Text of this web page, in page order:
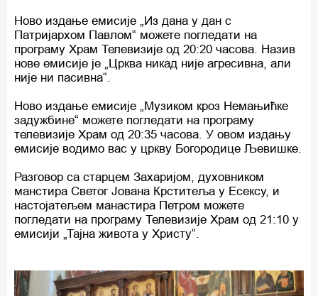
Ново издање емисије „Из дана у дан с
Патријархом Павлом“ можете погледати на
програму Храм Телевизије од 20:20 часова. Назив
нове емисије је „Црква никад није агресивна, али
није ни пасивна“.
Ново издање емисије „Музиком кроз Немањићке
задужбине“ можете погледати на програму
телевизије Храм од 20:35 часова. У овом издању
емисије водимо вас у цркву Богородице Љевишке.
Разговор са старцем Захаријом, духовником
манстира Светог Јована Крститеља у Есексу, и
настојатељем манастира Петром можете
погледати на програму Телевизије Храм од 21:10 у
емисији „Тајна живота у Христу“.